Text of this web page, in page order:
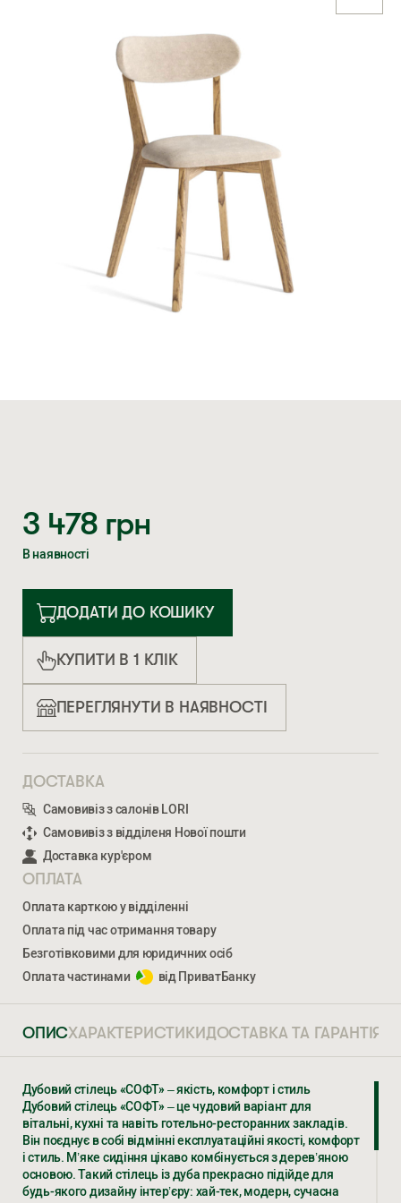
3 478 грн
В наявності
ДОДАТИ ДО КОШИКУ
КУПИТИ В 1 КЛІК
ПЕРЕГЛЯНУТИ В НАЯВНОСТІ
ДОСТАВКА
Самовивіз з салонів LORI
Самовивіз з відділеня Нової пошти
Доставка кур'єром
ОПЛАТА
Оплата карткою у відділенні
Оплата під час отримання товару
Безготівковими для юридичних осіб
Оплата частинами
від ПриватБанку
ОПИСХАРАКТЕРИСТИКИДОСТАВКА ТА ГАРАНТІЯ
Дубовий стілець «СОФТ» – якість, комфорт і стиль
Дубовий стілець «СОФТ» – це чудовий варіант для
вітальні, кухні та навіть готельно-ресторанних закладів.
Він поєднує в собі відмінні експлуатаційні якості, комфорт
і стиль. М’яке сидіння цікаво комбінується з дерев’яною
основою. Такий стілець із дуба прекрасно підійде для
будь-якого дизайну інтер’єру: хай-тек, модерн, сучасна
Ми відкриті для співпраці з компаніями, які займаються
облаштуванням житлової та комерційної нерухомості
ВВЕДІТЬ ВАШЕ ПРІЗВИЩЕ ТА ІМ’Я *
СОФТ